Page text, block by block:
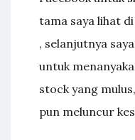
tama saya lihat
, selanjutnya
untuk
stock yang
pun meluncur